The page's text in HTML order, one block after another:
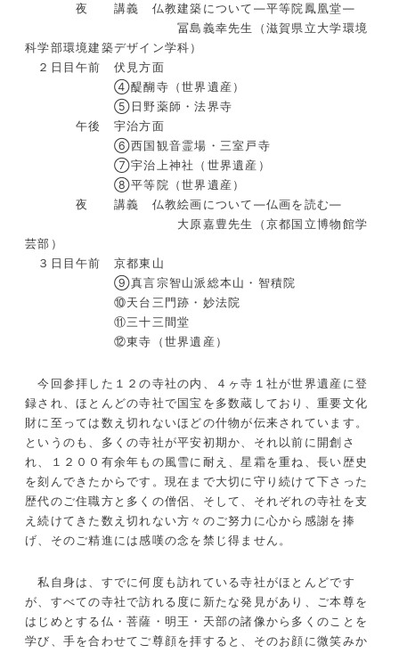
夜 講義 仏教建築について―平等院鳳凰堂―
冨島義幸先生（滋賀県立大学環境
科学部環境建築デザイン学科）
２日目午前 伏見方面
④醍醐寺（世界遺産）
⑤日野薬師・法界寺
午後 宇治方面
⑥西国観音霊場・三室戸寺
⑦宇治上神社（世界遺産）
⑧平等院（世界遺産）
夜 講義 仏教絵画について―仏画を読む―
大原嘉豊先生（京都国立博物館学
芸部）
３日目午前 京都東山
⑨真言宗智山派総本山・智積院
⑩天台三門跡・妙法院
⑪三十三間堂
⑫東寺（世界遺産）
今回参拝した１２の寺社の内、４ヶ寺１社が世界遺産に登
録され、ほとんどの寺社で国宝を多数蔵しており、重要文化
財に至っては数え切れないほどの什物が伝来されています。
というのも、多くの寺社が平安初期か、それ以前に開創さ
れ、１２００有余年もの風雪に耐え、星霜を重ね、長い歴史
を刻んできたからです。現在まで大切に守り続けて下さった
歴代のご住職方と多くの僧侶、そして、それぞれの寺社を支
え続けてきた数え切れない方々のご努力に心から感謝を捧
げ、そのご精進には感嘆の念を禁じ得ません。
私自身は、すでに何度も訪れている寺社がほとんどです
が、すべての寺社で訪れる度に新たな発見があり、ご本尊を
はじめとする仏・菩薩・明王・天部の諸像から多くのことを
学び、手を合わせてご尊顔を拝すると、そのお顔に微笑みか